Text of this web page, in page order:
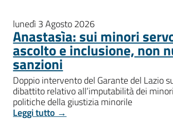
lunedì 3 Agosto 2026
Anastasìa: sui minori
ascolto e inclusione, non
sanzioni
Doppio intervento del Garante del Lazio
dibattito relativo all’imputabilità dei
politiche della giustizia minorile
Leggi tutto →